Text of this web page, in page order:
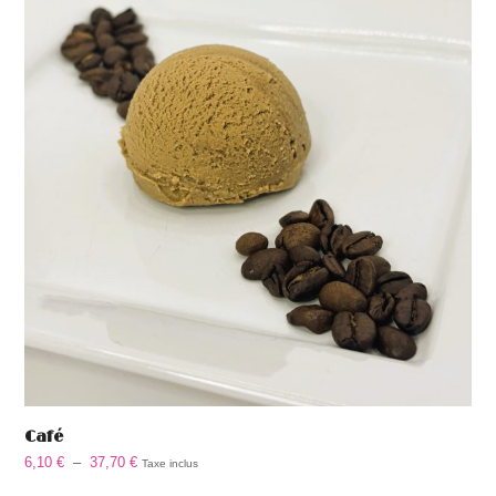
37,70 €
Café
6,10€ – 37,70€Plage
Taxe inclus